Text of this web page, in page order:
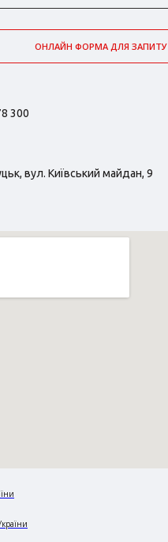
ОНЛАЙН ФОРМА ДЛЯ ЗАПИТУ
300
вул. Київський майдан, 9